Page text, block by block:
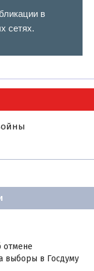
в
сетях.
отмене
выборы в Госдуму